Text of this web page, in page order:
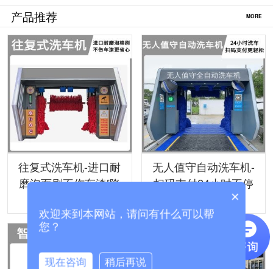
产品推荐 MORE
往复式洗车机-进口耐
磨泡面刷不伤车漆[隆
无人值守自动洗车机-
扫码支付24小时不停
机洗车[隆茂鑫晟]
×
欢迎来到本网站，请问有什么可以帮
您？
现在咨询 稍后再说